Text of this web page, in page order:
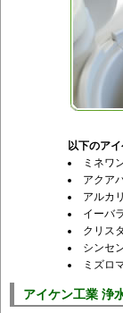
以下のア
ミネワ
アクア
アルカ
イーバ
クリス
シンセ
ミズロ
アイケン工業 浄